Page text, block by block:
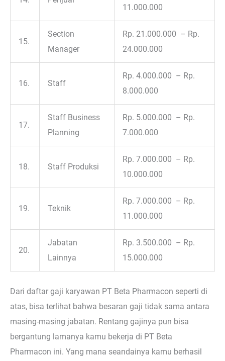
11.000.000
15.
Section
Manager
Rp. 21.000.000 – Rp.
24.000.000
16. Staff
Rp. 4.000.000 – Rp.
8.000.000
17.
Staff Business
Planning
Rp. 5.000.000 – Rp.
7.000.000
18. Staff Produksi
Rp. 7.000.000 – Rp.
10.000.000
19. Teknik
Rp. 7.000.000 – Rp.
11.000.000
20.
Jabatan
Lainnya
Rp. 3.500.000 – Rp.
15.000.000
Dari daftar gaji karyawan PT Beta Pharmacon seperti di
atas, bisa terlihat bahwa besaran gaji tidak sama antara
masing-masing jabatan. Rentang gajinya pun bisa
bergantung lamanya kamu bekerja di PT Beta
Pharmacon ini. Yang mana seandainya kamu berhasil